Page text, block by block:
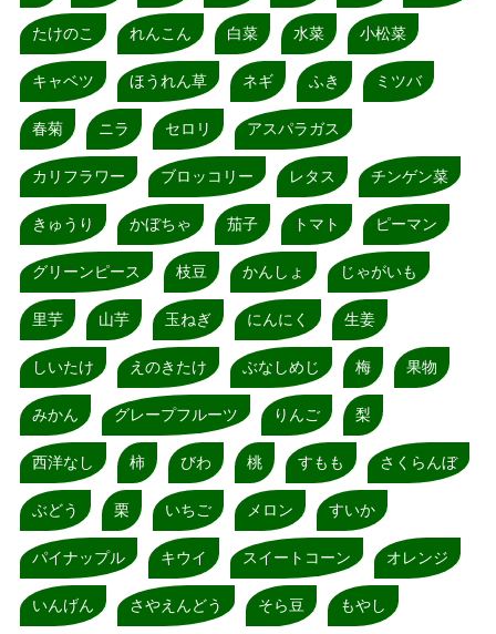
たけのこ れんこん 白菜 水菜 小松菜
キャベツ ほうれん草 ネギ ふき ミツバ
春菊 ニラ セロリ アスパラガス
カリフラワー ブロッコリー レタス チンゲン菜
きゅうり かぼちゃ 茄子 トマト ピーマン
グリーンピース 枝豆 かんしょ じゃがいも
里芋 山芋 玉ねぎ にんにく 生姜
しいたけ えのきたけ ぶなしめじ 梅 果物
みかん グレープフルーツ りんご 梨
西洋なし 柿 びわ 桃 すもも さくらんぼ
ぶどう 栗 いちご メロン すいか
パイナップル キウイ スイートコーン オレンジ
いんげん さやえんどう そら豆 もやし